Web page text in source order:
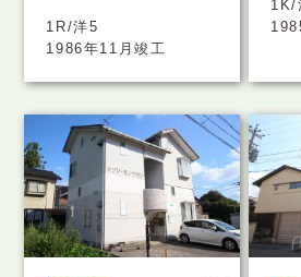
1R/洋5
1986年11月竣工
1K/